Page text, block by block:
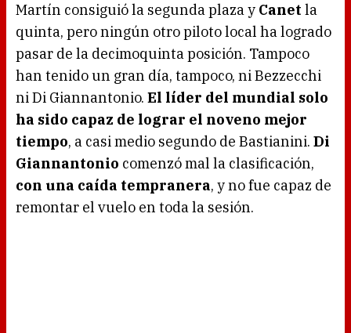
Martín consiguió la segunda plaza y Canet la
quinta, pero ningún otro piloto local ha logrado
pasar de la decimoquinta posición. Tampoco
han tenido un gran día, tampoco, ni Bezzecchi
ni Di Giannantonio. El líder del mundial solo
ha sido capaz de lograr el noveno mejor
tiempo, a casi medio segundo de Bastianini. Di
Giannantonio comenzó mal la clasificación,
con una caída tempranera, y no fue capaz de
remontar el vuelo en toda la sesión.